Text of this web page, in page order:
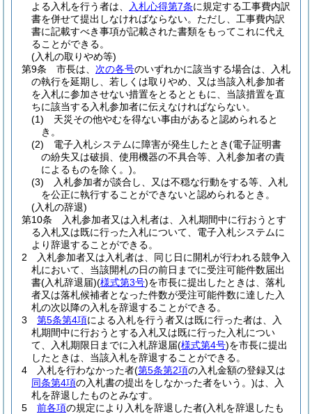
よる入札を行う者は、
入札心得第7条に規定する工事費内訳
書を併せて提出しなければならない。 ただし、工事費内訳
書に記載すべき事項が記載された書類をもってこれに代え
ることができる。
(入札の取りやめ等)
第9条
市長は、 次の各号のいずれかに該当する場合は、入札
の執行を延期し、若しくは取りやめ、又は当該入札参加者
を入札に参加させない措置をとるとともに、当該措置を直
ちに該当する入札参加者に伝えなければならない。
(1)
天災その他やむを得ない事由があると認められると
き。
(2)
電子入札システムに障害が発生したとき(電子証明書
の紛失又は破損、使用機器の不具合等、入札参加者の責
によるものを除く。)。
(3)
入札参加者が談合し、又は不穏な行動をする等、入札
を公正に執行することができないと認められるとき。
(入札の辞退)
第10条
入札参加者又は入札者は、入札期間中に行おうとす
る入札又は既に行った入札について、電子入札システムに
より辞退することができる。
2
入札参加者又は入札者は、同じ日に開札が行われる競争入
札において、当該開札の日の前日までに受注可能件数届出
書(入札辞退届)(様式第3号)を市長に提出したときは、落札
者又は落札候補者となった件数が受注可能件数に達した入
札の次以降の入札を辞退することができる。
3
第5条第4項による入札を行う者又は既に行った者は、入
札期間中に行おうとする入札又は既に行った入札につい
て、入札期限日までに入札辞退届(様式第4号)を市長に提出
したときは、当該入札を辞退することができる。
4
入札を行わなかった者(第5条第2項の入札金額の登録又は
同条第4項の入札書の提出をしなかった者をいう。)は、入
札を辞退したものとみなす。
5
前各項の規定により入札を辞退した者(入札を辞退したも